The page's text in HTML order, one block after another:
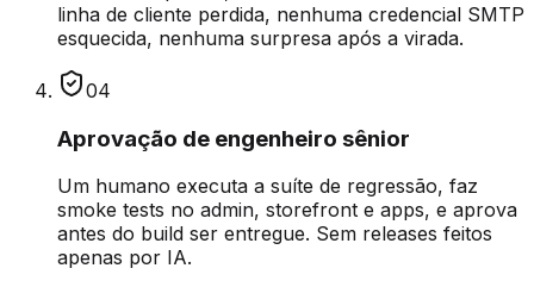
linha de cliente perdida, nenhuma credencial SMTP
esquecida, nenhuma surpresa após a virada.
04
Aprovação de engenheiro sênior
Um humano executa a suíte de regressão, faz
smoke tests no admin, storefront e apps, e aprova
antes do build ser entregue. Sem releases feitos
apenas por IA.